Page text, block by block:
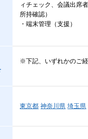
ィチェック、会議出席
所持確認）
・端末管理（支援）
※下記、いずれかのご
東京都 神奈川県 埼玉県